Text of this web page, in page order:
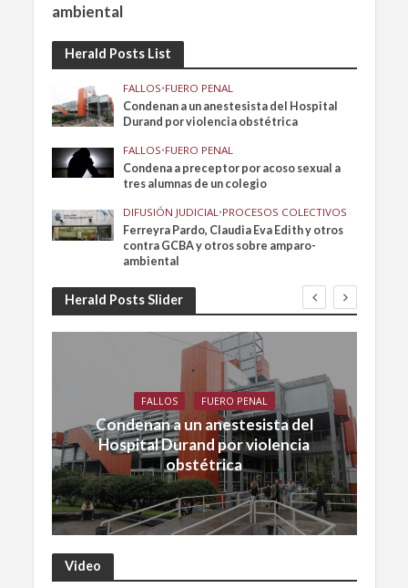
ambiental
Herald Posts List
FALLOS•FUERO PENAL
Condenan a un anestesista del Hospital
Durand por violencia obstétrica
FALLOS•FUERO PENAL
Condena a preceptor por acoso sexual a
tres alumnas de un colegio
DIFUSIÓN JUDICIAL •PROCESOS COLECTIVOS
Ferreyra Pardo, Claudia Eva Edith y otros
contra GCBA y otros sobre amparo-
ambiental
Herald Posts Slider
FALLOS FUERO PENAL
Condenan a un anestesista del
Hospital Durand por violencia
obstétrica
Video